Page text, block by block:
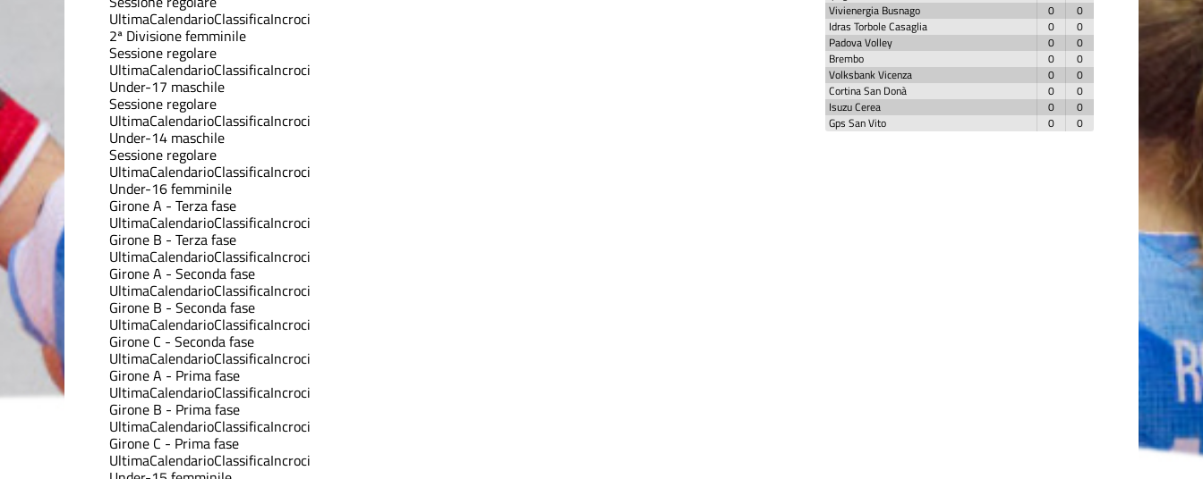
UltimaCalendarioClassificaIncroci
2ª Divisione femminile
Sessione regolare
UltimaCalendarioClassificaIncroci
Under-17 maschile
Sessione regolare
UltimaCalendarioClassificaIncroci
Under-14 maschile
Sessione regolare
UltimaCalendarioClassificaIncroci
Under-16 femminile
Girone A - Terza fase
UltimaCalendarioClassificaIncroci
Girone B - Terza fase
UltimaCalendarioClassificaIncroci
Girone A - Seconda fase
UltimaCalendarioClassificaIncroci
Girone B - Seconda fase
UltimaCalendarioClassificaIncroci
Girone C - Seconda fase
UltimaCalendarioClassificaIncroci
Girone A - Prima fase
UltimaCalendarioClassificaIncroci
Girone B - Prima fase
UltimaCalendarioClassificaIncroci
Girone C - Prima fase
UltimaCalendarioClassificaIncroci
Vivienergia Busnago
0
0
Idras Torbole Casaglia
0
0
Padova Volley
0
0
Brembo
0
0
Volksbank Vicenza
0
0
Cortina San Donà
0
0
Isuzu Cerea
0
0
Gps San Vito
0 0